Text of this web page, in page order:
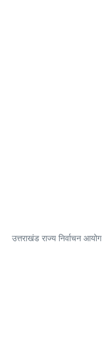
उत्तराखंड राज्य निर्वाचन आयोग